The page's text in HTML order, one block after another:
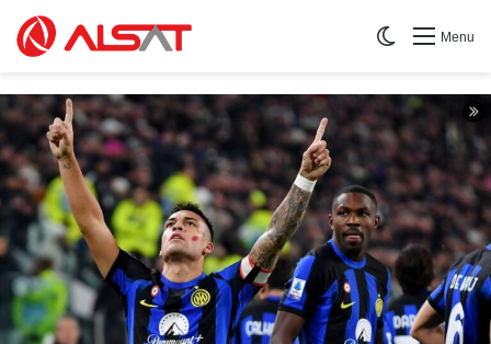
Menu
Switch skin